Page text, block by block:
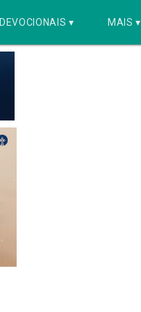
DEVOCIONAIS ▾ MAIS ▾